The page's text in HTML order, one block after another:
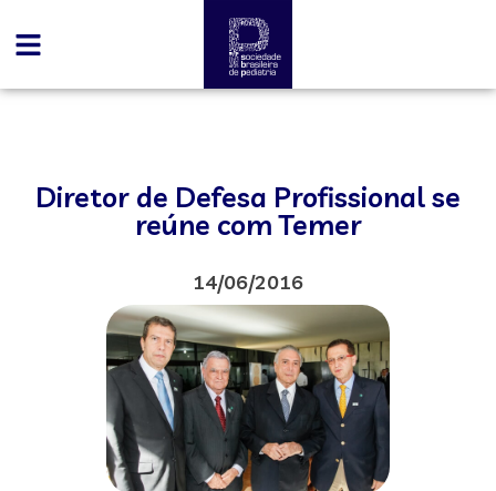
Diretor de Defesa Profissional se
reúne com Temer
14/06/2016